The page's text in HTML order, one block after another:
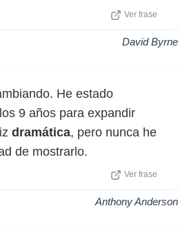
Ver frase
David Byrne
He estado
9 años para expandir
dramática, pero nunca he
de mostrarlo.
Ver frase
Anthony Anderson